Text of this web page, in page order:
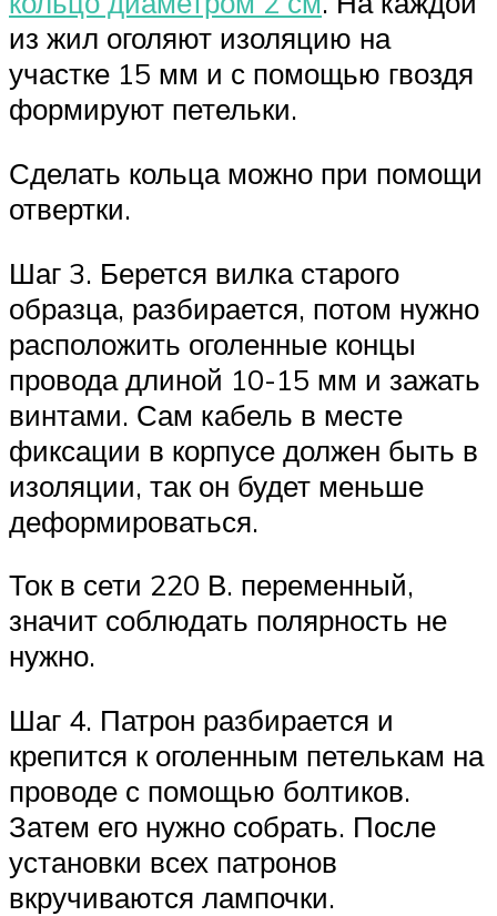
из жил оголяют изоляцию на
участке 15 мм и с помощью гвоздя
формируют петельки.
Сделать кольца можно при помощи
отвертки.
Шаг 3. Берется вилка старого
образца, разбирается, потом нужно
расположить оголенные концы
провода длиной 10-15 мм и зажать
винтами. Сам кабель в месте
фиксации в корпусе должен быть в
изоляции, так он будет меньше
деформироваться.
Ток в сети 220 В. переменный,
значит соблюдать полярность не
нужно.
Шаг 4. Патрон разбирается и
крепится к оголенным петелькам на
проводе с помощью болтиков.
Затем его нужно собрать. После
установки всех патронов
вкручиваются лампочки.